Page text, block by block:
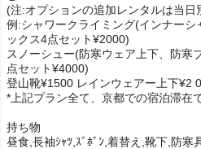
(注:オプションの追加レンタルは当日
例:シャワークライミング(インナーシ
ックス4点セット¥2000)
スノーシュー(防寒ウェア上下、防寒
点セット¥4000)
登山靴¥1500 レインウェアー上下¥2
*上記プラン全て、京都での宿泊滞在
持ち物
昼食,長袖ｼｬﾂ,ｽﾞﾎﾞﾝ,着替え,靴下,防寒